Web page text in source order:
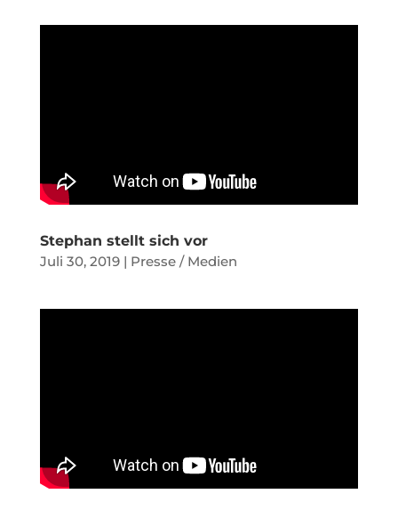
Stephan stellt sich vor
Juli 30, 2019| Presse / Medien